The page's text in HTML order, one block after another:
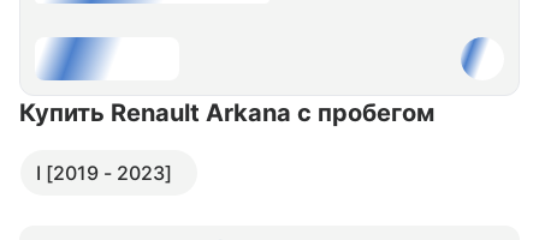
Купить Renault Arkana с пробегом
I [2019 - 2023]